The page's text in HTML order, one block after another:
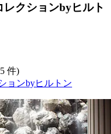
クションbyヒルト
件)
ョンbyヒルトン